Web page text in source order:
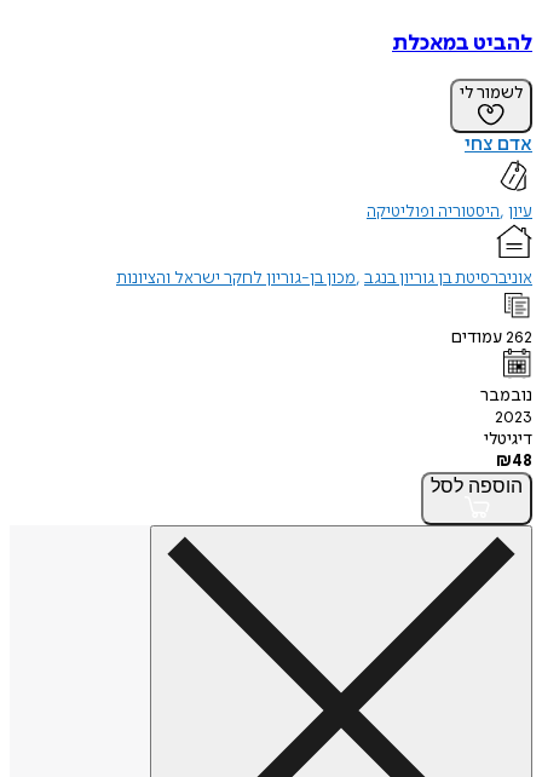
להביט במאכלת
לשמור לי
אדם צחי
עיון היסטוריה ופוליטיקה
אוניברסיטת בן גוריון בנגב מכון בן-גוריון לחקר ישראל והציונות
262עמודים
נובמבר
2023
דיגיטלי
₪48
הוספה לסל